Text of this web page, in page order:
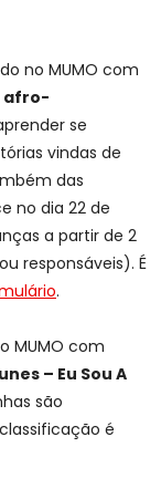
no MUMO com
afro-
se
vindas de
das
no dia 22 de
a partir de 2
responsáveis). É
.
MUMO com
– Eu Sou A
são
é